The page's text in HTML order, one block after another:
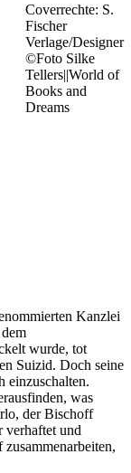
Coverrechte: S.
Fischer
Verlage/Designer
©Foto Silke
Tellers||World of
Books and
Dreams
Kanzlei
wurde, tot
Suizid. Doch seine
einzuschalten.
was
der Bischoff
verhaftet und